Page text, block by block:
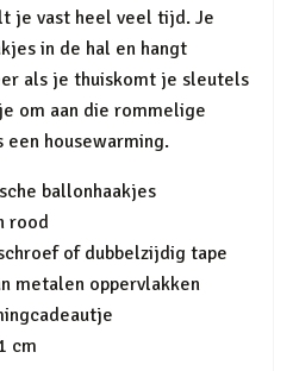
je vast heel veel tijd. Je
in de hal en hangt
als je thuiskomt je sleutels
om aan die rommelige
housewarming.
ballonhaakjes
rood
of dubbelzijdig tape
metalen oppervlakken
cm